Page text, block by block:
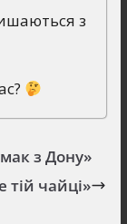
з
з Дону»
тій чайці»